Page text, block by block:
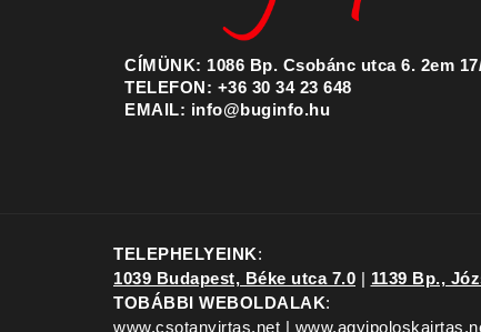
CÍMÜNK: 1086 Bp. Csobánc utca 6. 2em
TELEFON: +36 30 34 23 648
EMAIL: info@buginfo.hu
TELEPHELYEINK:
1039 Budapest, Béke utca 7.0 | 1139 Bp.,
TOBÁBBI WEBOLDALAK:
www.csotanyirtas.net |